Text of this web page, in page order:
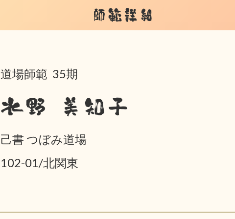
師範詳細
道場師範 35期
水野 美知子
己書 つぼみ道場
102-01/北関東